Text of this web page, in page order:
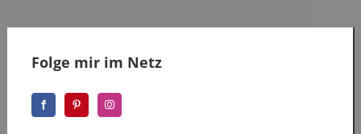
Folge mir im Netz